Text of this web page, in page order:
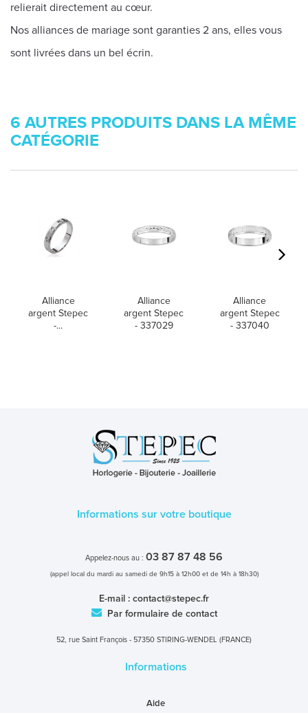
relierait directement au cœur.
Nos alliances de mariage sont garanties 2 ans, elles vous
sont livrées dans un bel écrin.
6 AUTRES PRODUITS DANS LA MÊME
CATÉGORIE
Alliance
argent Stepec
-...
Alliance
argent Stepec
- 337029
Alliance
argent Stepec
- 337040
Informations sur votre boutique
Appelez-nous au : 03 87 87 48 56
(appel local du mardi au samedi de 9h15 à 12h00 et de 14h à 18h30)
E-mail : contact@stepec.fr
Par formulaire de contact
52, rue Saint François - 57350 STIRING-WENDEL (FRANCE)
Informations
Aide